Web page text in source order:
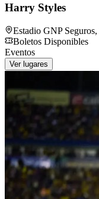
Harry Styles
Estadio GNP Seguros,
Boletos Disponibles
Eventos
Ver lugares